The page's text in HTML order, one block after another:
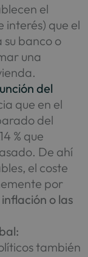
el
interés) que el
banco o
una
del
que en el
del
% que
De ahí
el coste
por
o las
también